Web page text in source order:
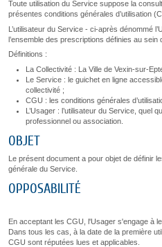
Toute utilisation du Service suppose la
présentes conditions générales d’utilisation
L’utilisateur du Service - ci-après dénommé
l’ensemble des prescriptions définies au sein
Définitions :
La Collectivité : La Ville de Vexin-sur-
Le Service : le guichet en ligne
collectivité ;
CGU : les conditions générales
L’Usager : l’utilisateur du Service, quel
professionnel ou association.
OBJET
Le présent document a pour objet de définir
générale du Service.
OPPOSABILITÉ
En acceptant les CGU, l'Usager s'engage à
Dans tous les cas, à la date de la première
CGU sont réputées lues et applicables.